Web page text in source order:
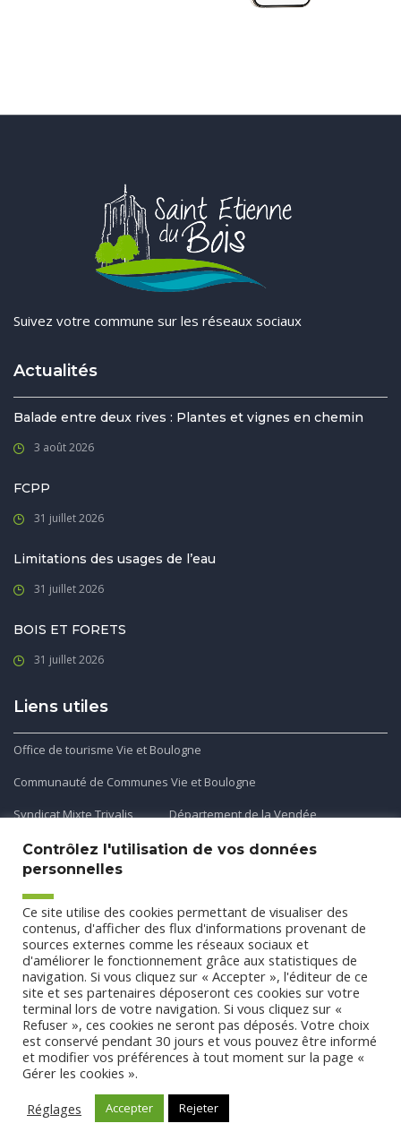
Suivez votre commune sur les réseaux sociaux
Actualités
Balade entre deux rives : Plantes et vignes en chemin
3 août 2026
FCPP
31 juillet 2026
Limitations des usages de l’eau
31 juillet 2026
BOIS ET FORETS
31 juillet 2026
Liens utiles
Office de tourisme Vie et Boulogne
Communauté de Communes Vie et Boulogne
Syndicat Mixte Trivalis
Département de la Vendée
Application mobile
Découvrez et téléchargez l'application gratuite mobile Ma
Commune et Moi pour recevoir les alertes et les actualités
de votre commune.
ConceptionAgence CUBE
confidentialité- Tous droits réservés Commune de Saint Etienne
du Bois
Contrôlez l'utilisation de vos données
personnelles
Ce site utilise des cookies permettant de visualiser des
contenus, d'afficher des flux d'informations provenant de
sources externes comme les réseaux sociaux et
d'améliorer le fonctionnement grâce aux statistiques de
navigation. Si vous cliquez sur « Accepter », l'éditeur de ce
site et ses partenaires déposeront ces cookies sur votre
terminal lors de votre navigation. Si vous cliquez sur «
Refuser », ces cookies ne seront pas déposés. Votre choix
est conservé pendant 30 jours et vous pouvez être informé
et modifier vos préférences à tout moment sur la page «
Gérer les cookies ».
Réglages
Accepter Rejeter